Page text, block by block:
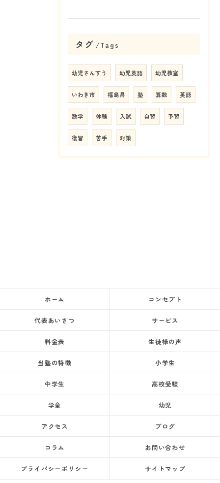
タグ Tags
幼児さんすう 幼児英語 幼児教室
いわき市 福島県 塾 算数 英語
数学 体験 入試 自習 予習
復習 苦手 対策
ホーム コンセプト
代表あいさつ サービス
料金表 生徒様の声
当塾の特徴 小学生
中学生 高校受験
学童 幼児
アクセス ブログ
コラム お問い合わせ
プライバシーポリシー サイトマップ